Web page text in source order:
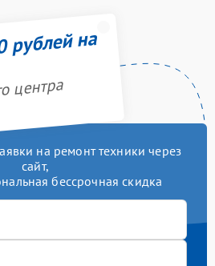
рублей на
центра
на ремонт техники через
сайт,
бессрочная скидка